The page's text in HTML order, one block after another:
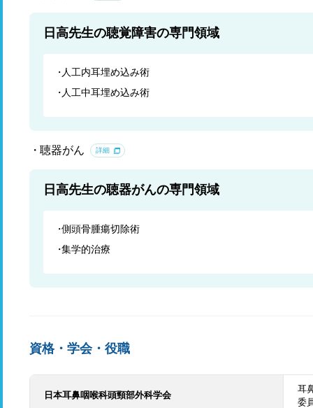
日高先生の聴覚障害の専門領域
人工内耳埋め込み術
人工中耳埋め込み術
聴器がん 詳細
日高先生の聴器がんの専門領域
側頭骨腫瘍切除術
集学的治療
資格・学会・役職
日本耳鼻咽喉科頭頸部外科学会
耳
委